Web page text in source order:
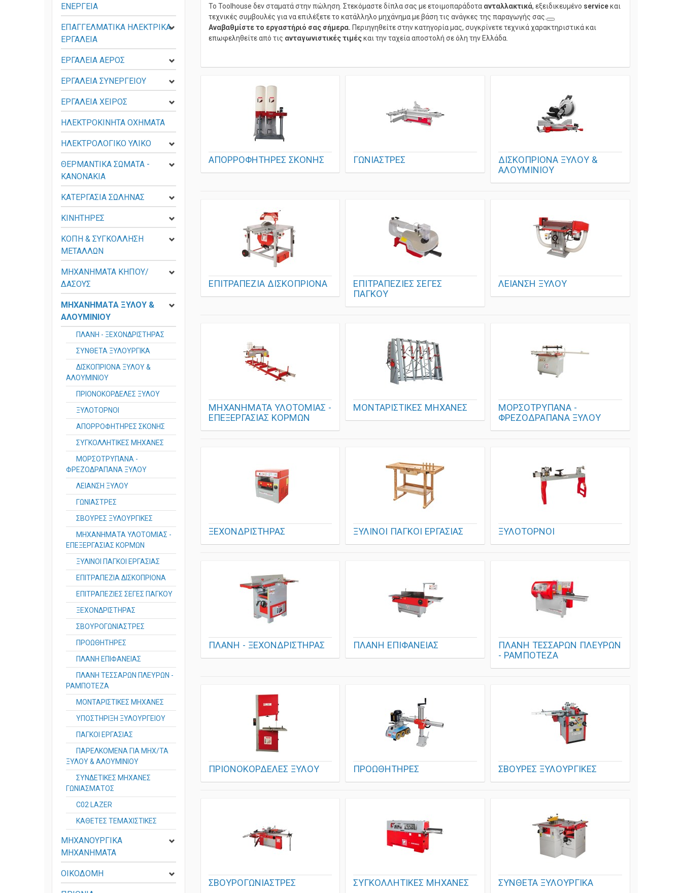
Το Toolhouse δεν σταματά στην πώληση. Στεκόμαστε δίπλα σας με ετοιμοπαράδοτα ανταλλακτικά, εξειδικευμένο serviceκαι
τεχνικές συμβουλές για να επιλέξετε το κατάλληλο μηχάνημα με βάση τις ανάγκες της παραγωγής σας.
Αναβαθμίστε το εργαστήριό σας σήμερα. Περιηγηθείτε στην κατηγορία μας, συγκρίνετε τεχνικά χαρακτηριστικά και
επωφεληθείτε από τις ανταγωνιστικές τιμέςκαι την ταχεία αποστολή σε όλη την Ελλάδα.
ΑΠΟΡΡΟΦΗΤΗΡΕΣ ΣΚΟΝΗΣ ΓΩΝΙΑΣΤΡΕΣ
ΔΙΣΚΟΠΡΙΟΝΑ ΞΥΛΟΥ &
ΑΛΟΥΜΙΝΙΟΥ
ΕΠΙΤΡΑΠΕΖΙΑ ΔΙΣΚΟΠΡΙΟΝΑ
ΕΠΙΤΡΑΠΕΖΙΕΣ ΣΕΓΕΣ
ΠΑΓΚΟΥ
ΛΕΙΑΝΣΗ ΞΥΛΟΥ
ΜΗΧΑΝΗΜΑΤΑ ΥΛΟΤΟΜΙΑΣ -
ΕΠΕΞΕΡΓΑΣΙΑΣ ΚΟΡΜΩΝ
ΜΟΝΤΑΡΙΣΤΙΚΕΣ ΜΗΧΑΝΕΣ
ΜΟΡΣΟΤΡΥΠΑΝΑ -
ΦΡΕΖΟΔΡΑΠΑΝΑ ΞΥΛΟΥ
ΞΕΧΟΝΔΡΙΣΤΗΡΑΣ ΞΥΛΙΝΟΙ ΠΑΓΚΟΙ ΕΡΓΑΣΙΑΣ ΞΥΛΟΤΟΡΝΟΙ
ΠΛΑΝΗ - ΞΕΧΟΝΔΡΙΣΤΗΡΑΣ ΠΛΑΝΗ ΕΠΙΦΑΝΕΙΑΣ
ΠΛΑΝΗ ΤΕΣΣΑΡΩΝ ΠΛΕΥΡΩΝ
- ΡΑΜΠΟΤΕΖΑ
ΠΡΙΟΝΟΚΟΡΔΕΛΕΣ ΞΥΛΟΥ ΠΡΟΩΘΗΤΗΡΕΣ ΣΒΟΥΡΕΣ ΞΥΛΟΥΡΓΙΚΕΣ
ΣΒΟΥΡΟΓΩΝΙΑΣΤΡΕΣ ΣΥΓΚΟΛΛΗΤΙΚΕΣ ΜΗΧΑΝΕΣ ΣΥΝΘΕΤΑ ΞΥΛΟΥΡΓΙΚΑ
ΕΝΕΡΓΕΙΑ
ΕΠΑΓΓΕΛΜΑΤΙΚΑ ΗΛΕΚΤΡΙΚΑ
ΕΡΓΑΛΕΙΑ
ΕΡΓΑΛΕΙΑ ΑΕΡΟΣ
ΕΡΓΑΛΕΙΑ ΣΥΝΕΡΓΕΙΟΥ
ΕΡΓΑΛΕΙΑ ΧΕΙΡΟΣ
ΗΛΕΚΤΡΟΚΙΝΗΤΑ ΟΧΗΜΑΤΑ
ΗΛΕΚΤΡΟΛΟΓΙΚΟ ΥΛΙΚΟ
ΘΕΡΜΑΝΤΙΚΑ ΣΩΜΑΤΑ -
KANONAKIA
ΚΑΤΕΡΓΑΣΙΑ ΣΩΛΗΝΑΣ
ΚΙΝΗΤΗΡΕΣ
ΚΟΠΗ & ΣΥΓΚΟΛΛΗΣΗ
ΜΕΤΑΛΛΩΝ
ΜΗΧΑΝΗΜΑΤΑ ΚΗΠΟΥ/
ΔΑΣΟΥΣ
ΜΗΧΑΝΗΜΑΤΑ ΞΥΛΟΥ &
ΑΛΟΥΜΙΝΙΟΥ
ΠΛΑΝΗ - ΞΕΧΟΝΔΡΙΣΤΗΡΑΣ
ΣΥΝΘΕΤΑ ΞΥΛΟΥΡΓΙΚΑ
ΔΙΣΚΟΠΡΙΟΝΑ ΞΥΛΟΥ &
ΑΛΟΥΜΙΝΙΟΥ
ΠΡΙΟΝΟΚΟΡΔΕΛΕΣ ΞΥΛΟΥ
ΞΥΛΟΤΟΡΝΟΙ
ΑΠΟΡΡΟΦΗΤΗΡΕΣ ΣΚΟΝΗΣ
ΣΥΓΚΟΛΛΗΤΙΚΕΣ ΜΗΧΑΝΕΣ
ΜΟΡΣΟΤΡΥΠΑΝΑ -
ΦΡΕΖΟΔΡΑΠΑΝΑ ΞΥΛΟΥ
ΛΕΙΑΝΣΗ ΞΥΛΟΥ
ΓΩΝΙΑΣΤΡΕΣ
ΣΒΟΥΡΕΣ ΞΥΛΟΥΡΓΙΚΕΣ
ΜΗΧΑΝΗΜΑΤΑ ΥΛΟΤΟΜΙΑΣ -
ΕΠΕΞΕΡΓΑΣΙΑΣ ΚΟΡΜΩΝ
ΞΥΛΙΝΟΙ ΠΑΓΚΟΙ ΕΡΓΑΣΙΑΣ
ΕΠΙΤΡΑΠΕΖΙΑ ΔΙΣΚΟΠΡΙΟΝΑ
ΕΠΙΤΡΑΠΕΖΙΕΣ ΣΕΓΕΣ ΠΑΓΚΟΥ
ΞΕΧΟΝΔΡΙΣΤΗΡΑΣ
ΣΒΟΥΡΟΓΩΝΙΑΣΤΡΕΣ
ΠΡΟΩΘΗΤΗΡΕΣ
ΠΛΑΝΗ ΕΠΙΦΑΝΕΙΑΣ
ΠΛΑΝΗ ΤΕΣΣΑΡΩΝ ΠΛΕΥΡΩΝ -
ΡΑΜΠΟΤΕΖΑ
ΜΟΝΤΑΡΙΣΤΙΚΕΣ ΜΗΧΑΝΕΣ
ΥΠΟΣΤΗΡΙΞΗ ΞΥΛΟΥΡΓΕΙΟΥ
ΠΑΓΚΟΙ ΕΡΓΑΣΙΑΣ
ΠΑΡΕΛΚΟΜΕΝΑ ΓΙΑ ΜΗΧ/ΤΑ
ΞΥΛΟΥ & ΑΛΟΥΜΙΝΙΟΥ
ΣΥΝΔΕΤΙΚΕΣ ΜΗΧΑΝΕΣ
ΓΩΝΙΑΣΜΑΤΟΣ
C02 LAZER
ΚΑΘΕΤΕΣ ΤΕΜΑΧΙΣΤΙΚΕΣ
ΜΗΧΑΝΟΥΡΓΙΚΑ
ΜΗΧΑΝΗΜΑΤΑ
ΟΙΚΟΔΟΜΗ